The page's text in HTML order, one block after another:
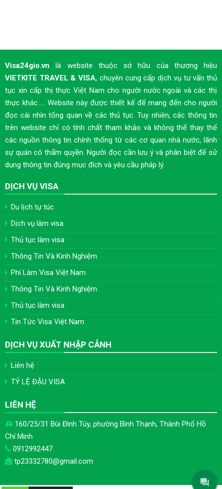
Visa24gio.vn là website thuộc sở hữu của thương hiệu
VIETKITE TRAVEL & VISA, chuyên cung cấp dịch vụ tư vấn thủ
tục xin cấp thị thực Việt Nam cho người nước ngoài và các thị
thực khác..... Website này được thiết kế để mang đến cho người
đọc cái nhìn tổng quan về các thủ tục. Tuy nhiên, các thông tin
trên website chỉ có tính chất tham khảo và không thể thay thế
các nguồn thông tin chính thống từ các cơ quan nhà nước, lãnh
sự quán có thẩm quyền. Người đọc cần lưu ý và phân biệt để sử
dụng thông tin đúng mục đích và yêu cầu pháp lý.
DỊCH VỤ VISA
Du lịch tự túc
Dịch vụ làm visa
Thủ tục làm visa
Thông Tin Và Kinh Nghiệm
Phí Làm Visa Việt Nam
Thông Tin Và Kinh Nghiệm
Thủ tục làm visa
Tin Tức Visa Việt Nam
DỊCH VỤ XUẤT NHẬP CẢNH
Liên hệ
TỶ LỆ ĐẬU VISA
LIÊN HỆ
160/25/31 Bùi Đình Túy, phường Bình Thạnh, Thành Phố Hồ
Chí Minh
0912992447
tp23332780@gmail.com